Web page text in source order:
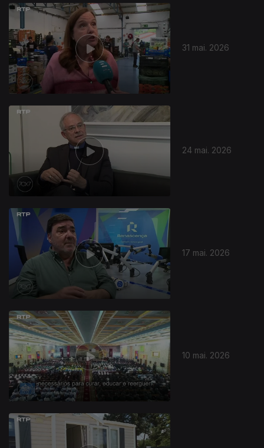
31 mai. 2026
24 mai. 2026
17 mai. 2026
929610
10 mai. 2026